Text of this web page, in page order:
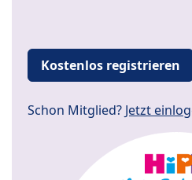
Kostenlos registrieren
Schon Mitglied? Jetzt